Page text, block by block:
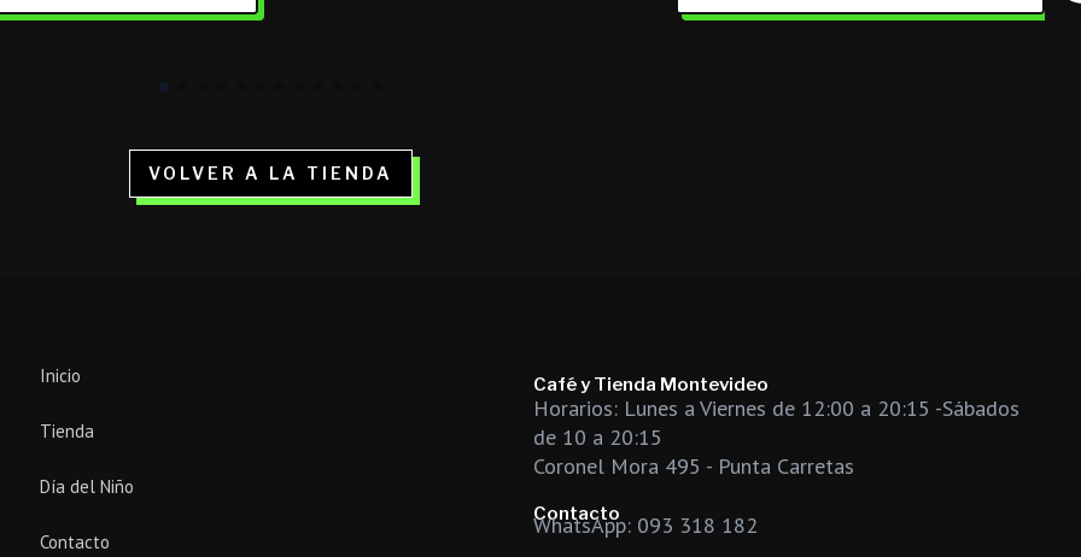
VOLVER A LA TIENDA
Inicio
Tienda
Día del Niño
Contacto
Café y Tienda Montevideo
Horarios: Lunes a Viernes de 12:00 a 20:15 -Sábados
de 10 a 20:15
Coronel Mora 495 - Punta Carretas
Contacto
WhatsApp: 093 318 182